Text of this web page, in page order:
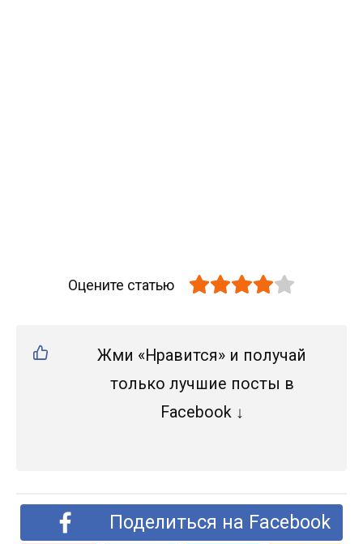
Оцените статью
Жми «Нравится» и получай
только лучшие посты в
Facebook ↓
Поделиться на Facebook